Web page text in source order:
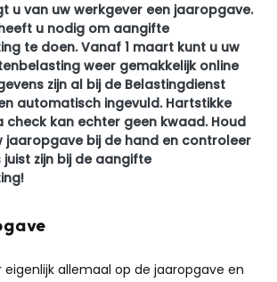
u van uw werkgever een jaaropgave.
u nodig om aangifte
te doen. Vanaf 1 maart kunt u uw
weer gemakkelijk online
zijn al bij de Belastingdienst
automatisch ingevuld. Hartstikke
check kan echter geen kwaad. Houd
jaaropgave bij de hand en controleer
zijn bij de aangifte
allemaal op de jaaropgave en